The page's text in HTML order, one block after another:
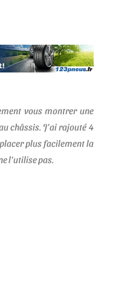
vous montrer une
châssis. J’ai rajouté 4
plus facilement la
l’utilise pas.